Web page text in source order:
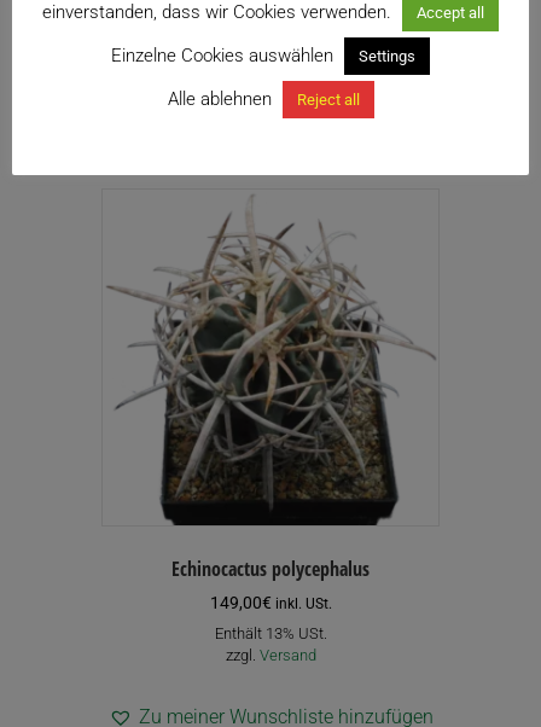
Zu meiner Wunschliste hinzufügen
Weiterlesen
Echinocactus polycephalus
149,00€ inkl. USt.
Enthält 13% USt.
zzgl. Versand
Zu meiner Wunschliste hinzufügen
einverstanden, dass wir Cookies verwenden.
Accept all
Einzelne Cookies auswählen Settings
Alle ablehnen Reject all